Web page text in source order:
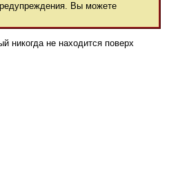
Вы можете
никогда не находится поверх